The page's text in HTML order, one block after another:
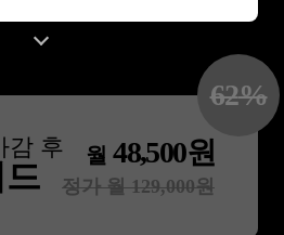
감 후 월48,500원
정가 월129,000원
62%